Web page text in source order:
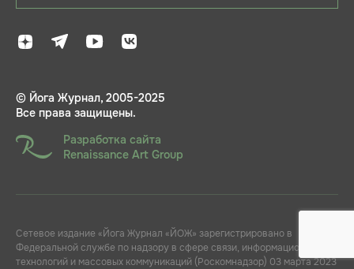
© Йога Журнал, 2005-2025
Все права защищены.
Разработка сайта
Renaissance Art Group
Сетевое издание «Йога Журнал «ЙОЖ» зарегистрировано в
Федеральной службе по надзору в сфере связи, информационных
технологий и массовых коммуникаций (Роскомнадзор) 03 марта 2023